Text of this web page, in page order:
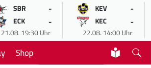
SBR -
ECK -
21.08. 19:30 Uhr
KEV -
KEC -
22.08. 14:00 Uhr
Shop